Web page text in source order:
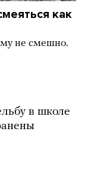
как
не смешно.
в школе